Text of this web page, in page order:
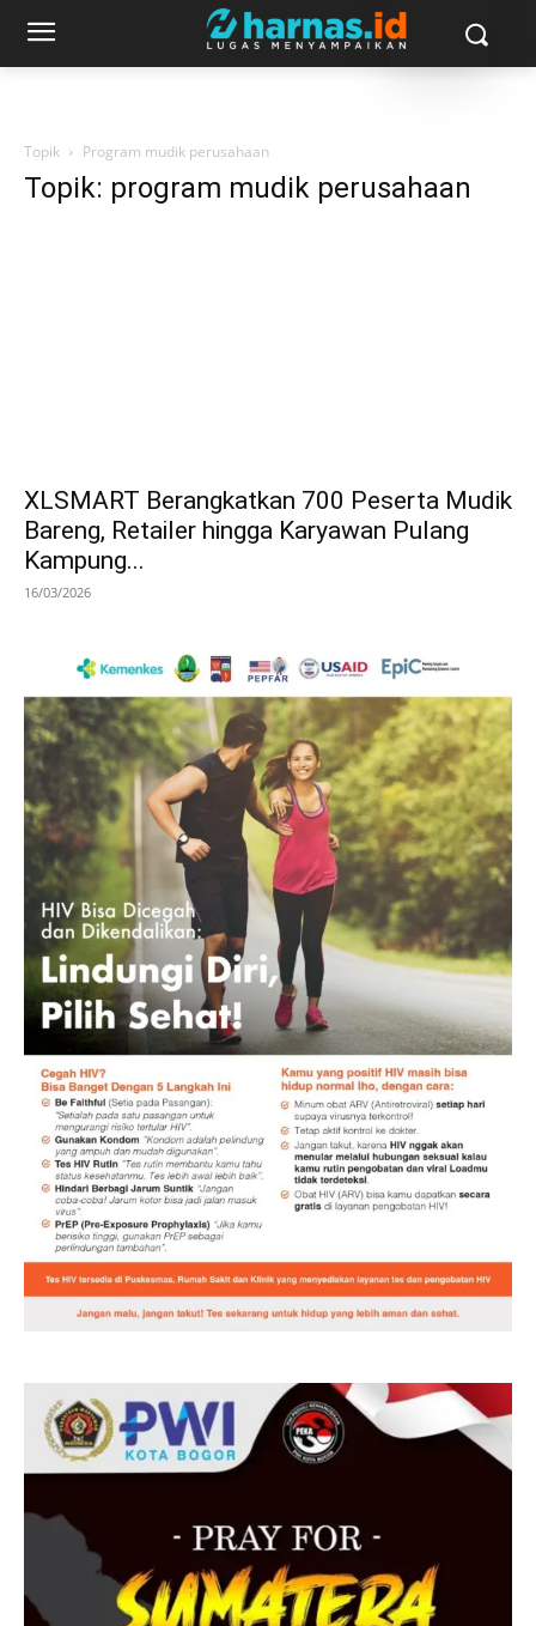
Topik Program mudik perusahaan
Topik: program mudik perusahaan
XLSMART Berangkatkan 700 Peserta Mudik
Bareng, Retailer hingga Karyawan Pulang
Kampung...
16/03/2026